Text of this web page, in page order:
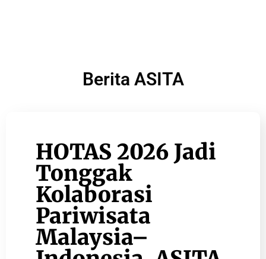
Berita ASITA
HOTAS 2026 Jadi
Tonggak
Kolaborasi
Pariwisata
Malaysia–